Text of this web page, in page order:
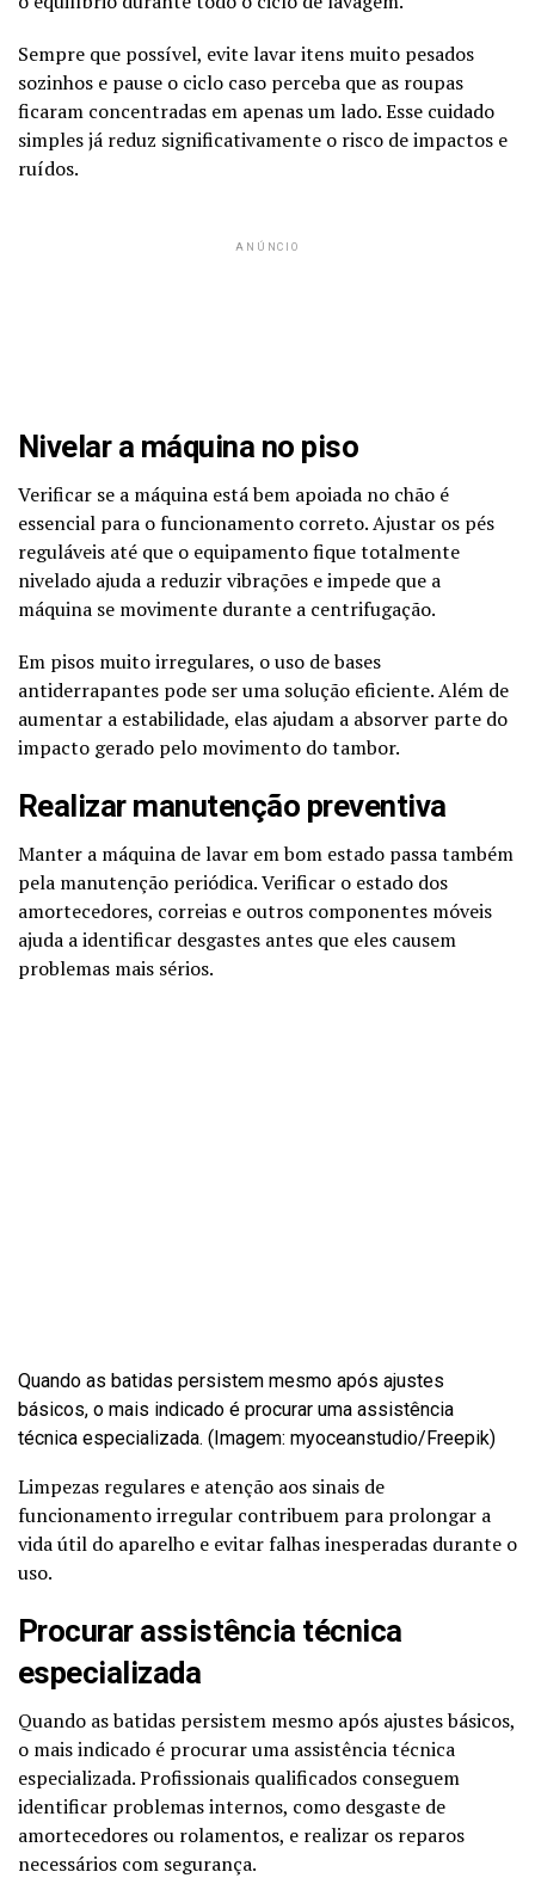
Sempre que possível, evite lavar itens muito pesados
sozinhos e pause o ciclo caso perceba que as roupas
ficaram concentradas em apenas um lado. Esse cuidado
simples já reduz significativamente o risco de impactos e
ruídos.
ANÚNCIO
Nivelar a máquina no piso
Verificar se a máquina está bem apoiada no chão é
essencial para o funcionamento correto. Ajustar os pés
reguláveis até que o equipamento fique totalmente
nivelado ajuda a reduzir vibrações e impede que a
máquina se movimente durante a centrifugação.
Em pisos muito irregulares, o uso de bases
antiderrapantes pode ser uma solução eficiente. Além de
aumentar a estabilidade, elas ajudam a absorver parte do
impacto gerado pelo movimento do tambor.
Realizar manutenção preventiva
Manter a máquina de lavar em bom estado passa também
pela manutenção periódica. Verificar o estado dos
amortecedores, correias e outros componentes móveis
ajuda a identificar desgastes antes que eles causem
problemas mais sérios.
Quando as batidas persistem mesmo após ajustes
básicos, o mais indicado é procurar uma assistência
técnica especializada. (Imagem: myoceanstudio/Freepik)
Limpezas regulares e atenção aos sinais de
funcionamento irregular contribuem para prolongar a
vida útil do aparelho e evitar falhas inesperadas durante o
uso.
Procurar assistência técnica
especializada
Quando as batidas persistem mesmo após ajustes básicos,
o mais indicado é procurar uma assistência técnica
especializada. Profissionais qualificados conseguem
identificar problemas internos, como desgaste de
amortecedores ou rolamentos, e realizar os reparos
necessários com segurança.